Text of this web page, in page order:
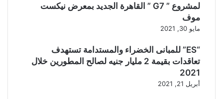
لمشروع ” G7 ” القاهرة الجديد بمعرض نيكست
موف
مايو 30, 2021
“ES” للمبانى الخضراء والمستدامة تستهدف
تعاقدات بقيمة 2 مليار جنيه لصالح المطورين خلال
2021
أبريل 21, 2021